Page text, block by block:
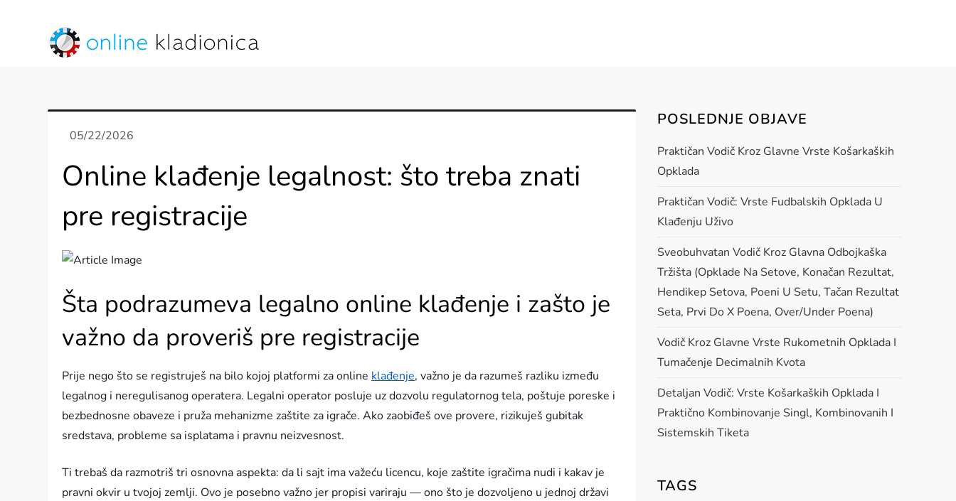
Online klađenje legalnost: što treba znati
pre registracije
Šta podrazumeva legalno online klađenje i zašto je
važno da proveriš pre registracije
Prije nego što se registruješ na bilo kojoj platformi za online klađenje, važno je da razumeš razliku između
legalnog i neregulisanog operatera. Legalni operator posluje uz dozvolu regulatornog tela, poštuje poreske i
bezbednosne obaveze i pruža mehanizme zaštite za igrače. Ako zaobiđeš ove provere, rizikuješ gubitak
sredstava, probleme sa isplatama i pravnu neizvesnost.
Ti trebaš da razmotriš tri osnovna aspekta: da li sajt ima važeću licencu, koje zaštite igračima nudi i kakav je
pravni okvir u tvojoj zemlji. Ovo je posebno važno jer propisi variraju — ono što je dozvoljeno u jednoj državi
POSLEDNJE OBJAVE
Praktičan Vodič Kroz Glavne Vrste Košarkaških
Opklada
Praktičan Vodič: Vrste Fudbalskih Opklada U
Klađenju Uživo
Sveobuhvatan Vodič Kroz Glavna Odbojkaška
Tržišta (opklade Na Setove, Konačan Rezultat,
Hendikep Setova, Poeni U Setu, Tačan Rezultat
Seta, Prvi Do X Poena, Over/under Poena)
Vodič Kroz Glavne Vrste Rukometnih Opklada I
Tumačenje Decimalnih Kvota
Detaljan Vodič: Vrste Košarkaških Opklada I
Praktično Kombinovanje Singl, Kombinovanih I
Sistemskih Tiketa
TAGS